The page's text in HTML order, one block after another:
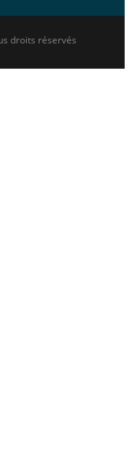
droits réservés